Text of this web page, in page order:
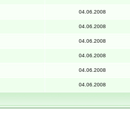
04.06.2008
04.06.2008
04.06.2008
04.06.2008
04.06.2008
04.06.2008